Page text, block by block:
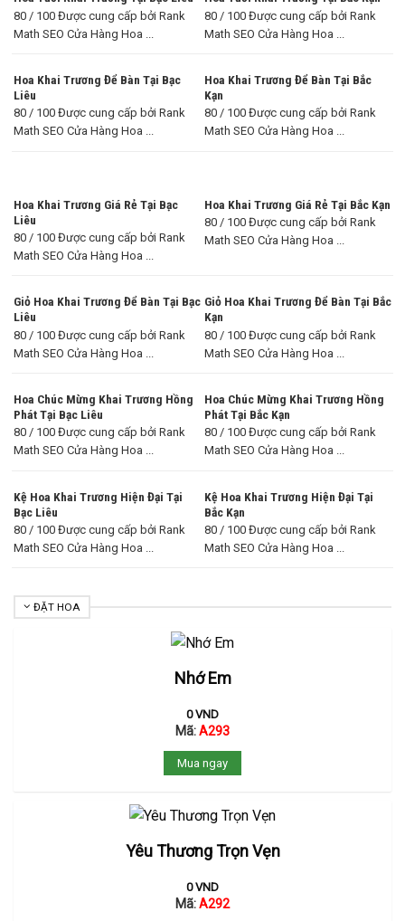
80 / 100 Được cung cấp bởi Rank
Math SEO Cửa Hàng Hoa ...
80 / 100 Được cung cấp bởi Rank
Math SEO Cửa Hàng Hoa ...
Hoa Khai Trương Để Bàn Tại Bạc
Liêu
80 / 100 Được cung cấp bởi Rank
Math SEO Cửa Hàng Hoa ...
Hoa Khai Trương Để Bàn Tại Bắc
Kạn
80 / 100 Được cung cấp bởi Rank
Math SEO Cửa Hàng Hoa ...
Hoa Khai Trương Giá Rẻ Tại Bạc
Liêu
80 / 100 Được cung cấp bởi Rank
Math SEO Cửa Hàng Hoa ...
Hoa Khai Trương Giá Rẻ Tại Bắc Kạn
80 / 100 Được cung cấp bởi Rank
Math SEO Cửa Hàng Hoa ...
Giỏ Hoa Khai Trương Để Bàn Tại Bạc
Liêu
80 / 100 Được cung cấp bởi Rank
Math SEO Cửa Hàng Hoa ...
Giỏ Hoa Khai Trương Để Bàn Tại Bắc
Kạn
80 / 100 Được cung cấp bởi Rank
Math SEO Cửa Hàng Hoa ...
Hoa Chúc Mừng Khai Trương Hồng
Phát Tại Bạc Liêu
80 / 100 Được cung cấp bởi Rank
Math SEO Cửa Hàng Hoa ...
Hoa Chúc Mừng Khai Trương Hồng
Phát Tại Bắc Kạn
80 / 100 Được cung cấp bởi Rank
Math SEO Cửa Hàng Hoa ...
Kệ Hoa Khai Trương Hiện Đại Tại
Bạc Liêu
80 / 100 Được cung cấp bởi Rank
Math SEO Cửa Hàng Hoa ...
Kệ Hoa Khai Trương Hiện Đại Tại
Bắc Kạn
80 / 100 Được cung cấp bởi Rank
Math SEO Cửa Hàng Hoa ...
ĐẶT HOA
Nhớ Em
0VND
Mã:A293
Mua ngay
Yêu Thương Trọn Vẹn
0VND
Mã:A292